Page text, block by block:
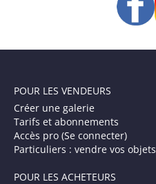
POUR LES VENDEURS
Créer une galerie
Tarifs et abonnements
Accès pro (Se connecter)
Particuliers : vendre vos objets
POUR LES ACHETEURS